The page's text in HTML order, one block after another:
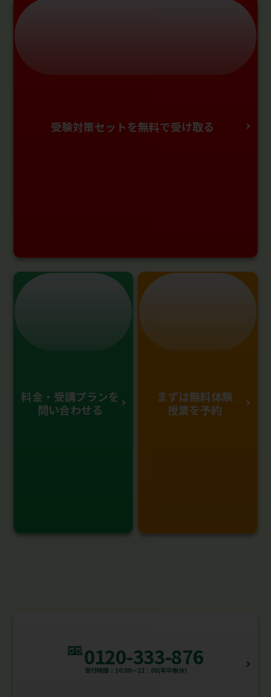
受験対策セットを無料で受け取る
料金・受講プランを
問い合わせる
まずは無料体験
授業を予約
0120-333-876
受付時間：10:00～22：00(年中無休)